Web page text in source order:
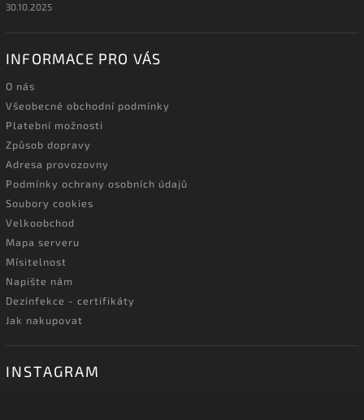
30.10.2025
INFORMACE PRO VÁS
O nás
Všeobecné obchodní podmínky
Platební možnosti
Způsob dopravy
Adresa provozovny
Podmínky ochrany osobních údajů
Soubory cookies
Velkoobchod
Mapa serveru
Mísitelnost
Napište nám
Dezinfekce - certifikáty
Jak nakupovat
INSTAGRAM